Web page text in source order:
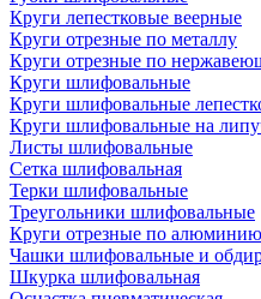
Круги лепестковые веерные
Круги отрезные по металлу
Круги отрезные по
Круги шлифовальные
Круги шлифовальные
Круги шлифовальные на
Листы шлифовальные
Сетка шлифовальная
Терки шлифовальные
Треугольники шлифовальные
Круги отрезные по алюминию
Чашки шлифовальные и
Шкурка шлифовальная